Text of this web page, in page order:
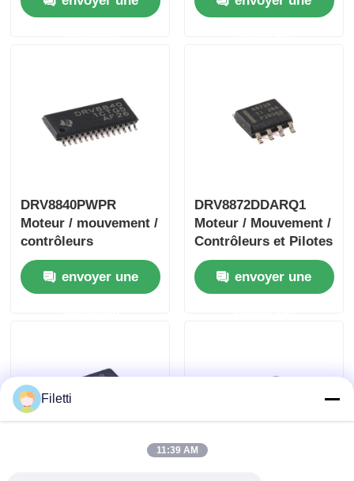
DRV8840PWPR
Moteur / mouvement /
contrôleurs
d'allumage et pilotes
5A pilote de moteur
CC brossé
envoyer une
DRV8872DDARQ1
Moteur / Mouvement /
Contrôleurs et Pilotes
d'Allumage 3.6A
Pilote Moteur CC à
Balais AVEC Rapport
envoyer une
Filetti
11:39 AM